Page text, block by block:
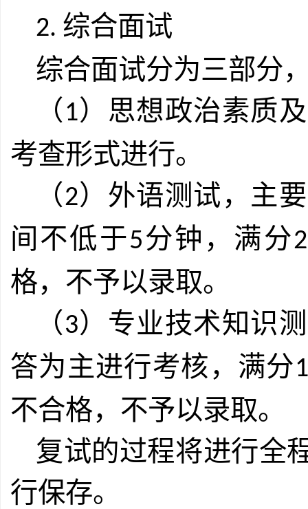
2. 综合面试
综合面试分为三部分
（ 1）思想政治素质
考查形式进行。
（2）外语测试，主
间不低于5分钟，满分
格，不予以录取。
（3）专业技术知识
答为主进行考核，满分
不合格，不予以录取。
复试的过程将进行全
行保存。